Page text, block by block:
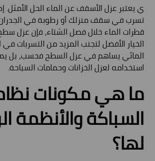
ي يعتبر عزل الأسقف عن الماء الحل الأمثل.
تسرب في سقف منزلك أو رطوبة في
قطرات الماء خلال فصل الشتاء، فإن عزل
الخيار الأفضل لتجنب المزيد من التسربات
المائي يساهم في عزل السطح فحسب، بل
استخدامه لعزل الخزانات وحمامات السباحة.
ما هي مكونات
السباكة والأنظمة
لها؟